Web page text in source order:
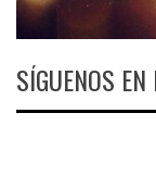
SÍGUENOS EN